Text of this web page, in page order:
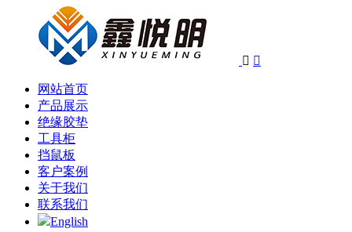
 
网站首页
产品展示
绝缘胶垫
工具柜
挡鼠板
客户案例
关于我们
联系我们
English